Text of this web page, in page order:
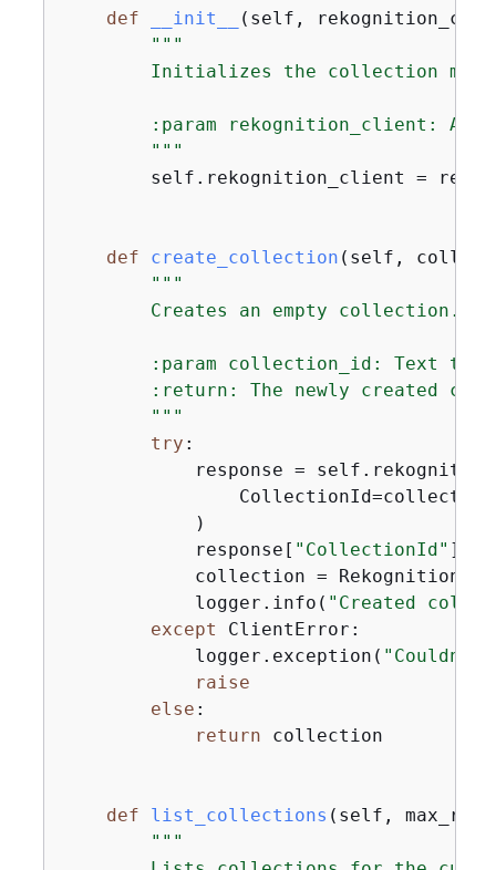
def __init__ ( self,
"""
Initializes the collection
:param rekognition_client: A
        """
self.rekognition_client =
def create_collection ( self,
"""
        Creates an empty collection.
:param collection_id: Text
:return: The newly created
        """
try :
response =
            )
            response[
"CollectionId" ] =
collection =
            logger.info(
"Created
except ClientError:
            logger.exception(
"Couldn't
raise
else :
return collection
def list_collections ( self,
"""